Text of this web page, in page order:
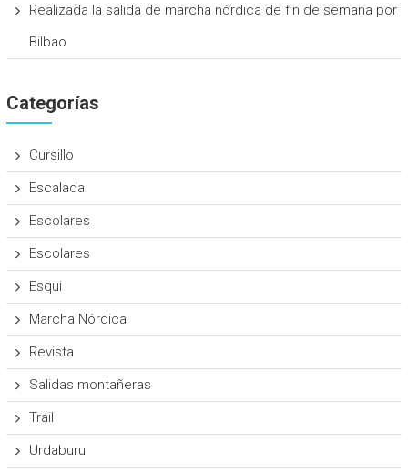
Realizada la salida de marcha nórdica de fin de semana por
Bilbao
Categorías
Cursillo
Escalada
Escolares
Escolares
Esqui
Marcha Nórdica
Revista
Salidas montañeras
Trail
Urdaburu